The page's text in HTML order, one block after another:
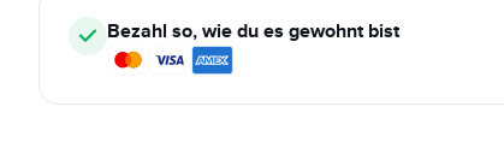
Bezahl so, wie du es gewohnt bist